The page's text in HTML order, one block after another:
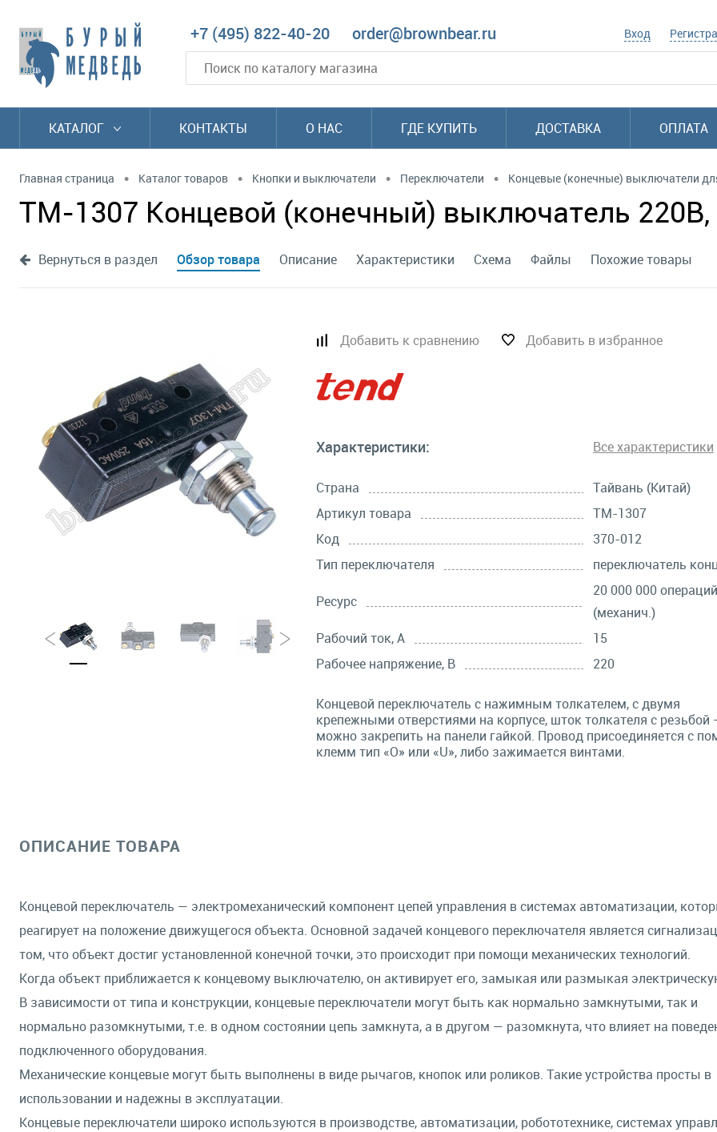
+7 (495) 822-40-20 order@brownbear.ru Вход
КАТАЛОГ КОНТАКТЫ О НАС ГДЕ КУПИТЬ ДОСТАВКА ОПЛАТА
Главная страница • Каталог товаров • Кнопки и выключатели • Переключатели • Концевые (конечные) выключатели
TM-1307 Концевой (конечный) выключатель 220В,
Вернуться в раздел Обзор товара Описание Характеристики Схема Файлы Похожие товары
Добавить к сравнению Добавить в избранное
Характеристики: Все характеристики
Страна
Тайвань (Китай)
Артикул товара
TM-1307
Код
370-012
Тип переключателя
переключатель
Ресурс
20 000 000 операций
(механич.)
Рабочий ток, А
15
Рабочее напряжение, В
220
Концевой переключатель с нажимным толкателем, с двумя
крепежными отверстиями на корпусе, шток толкателя с резьбой
можно закрепить на панели гайкой. Провод присоединяется с
клемм тип «O» или «U», либо зажимается винтами.
ОПИСАНИЕ ТОВАРА
Концевой переключатель — электромеханический компонент цепей управления в системах автоматизации,
реагирует на положение движущегося объекта. Основной задачей концевого переключателя является
том, что объект достиг установленной конечной точки, это происходит при помощи механических технологий.
Когда объект приближается к концевому выключателю, он активирует его, замыкая или размыкая
В зависимости от типа и конструкции, концевые переключатели могут быть как нормально замкнутыми, так и
нормально разомкнутыми, т.е. в одном состоянии цепь замкнута, а в другом — разомкнута, что влияет на
подключенного оборудования.
Механические концевые могут быть выполнены в виде рычагов, кнопок или роликов. Такие устройства просты в
использовании и надежны в эксплуатации.
Концевые переключатели широко используются в производстве, автоматизации, робототехнике, системах